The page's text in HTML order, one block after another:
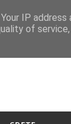
IP address
of